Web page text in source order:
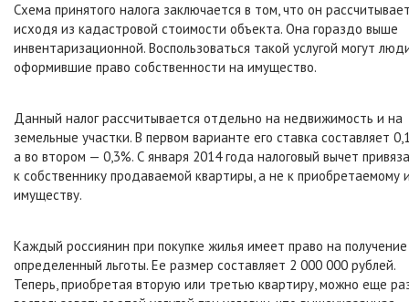
Схема принятого налога заключается в том, что он
исходя из кадастровой стоимости объекта. Она гораздо выше
инвентаризационной. Воспользоваться такой услугой могут
оформившие право собственности на имущество.
Данный налог рассчитывается отдельно на недвижимость и на
земельные участки. В первом варианте его ставка составляет
а во втором — 0,3%. С января 2014 года налоговый вычет
к собственнику продаваемой квартиры, а не к приобретаемому
имуществу.
Каждый россиянин при покупке жилья имеет право на получение
определенный льготы. Ее размер составляет 2 000 000 рублей.
Теперь, приобретая вторую или третью квартиру, можно еще